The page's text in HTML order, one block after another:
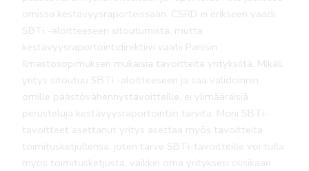
omissa kestävyysraporteissaan. CSRD ei erikseen vaadi
SBTi -aloitteeseen sitoutumista, mutta
kestävyysraportointidirektiivi vaatii Pariisin
Ilmastosopimuksen mukaisia tavoitteita yrityksiltä. Mikäli
yritys sitoutuu SBTi -aloitteeseen ja saa validoinnin
omille päästövähennystavoitteille, ei ylimääräisiä
perusteluja kestävyysraportointiin tarvita. Moni SBTi-
tavoitteet asettanut yritys asettaa myös tavoitteita
toimitusketjullensa, joten tarve SBTi-tavoitteille voi tulla
myös toimitusketjusta, vaikkei oma yrityksesi olisikaan